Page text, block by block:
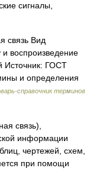
сигналы,
связь Вид
воспроизведение
Источник: ГОСТ
и определения
справочник терминов
связь),
информации
чертежей, схем,
при помощи